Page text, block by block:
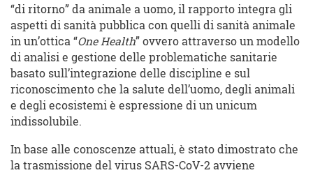
“di ritorno” da animale a uomo, il rapporto integra gli
aspetti di sanità pubblica con quelli di sanità animale
in un’ottica “One Health” ovvero attraverso un modello
di analisi e gestione delle problematiche sanitarie
basato sull’integrazione delle discipline e sul
riconoscimento che la salute dell’uomo, degli animali
e degli ecosistemi è espressione di un unicum
indissolubile.
In base alle conoscenze attuali, è stato dimostrato che
la trasmissione del virus SARS-CoV-2 avviene